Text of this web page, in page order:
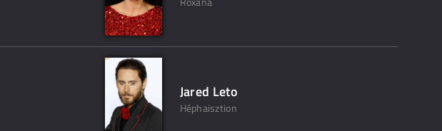
Jared Leto
Héphaisztion